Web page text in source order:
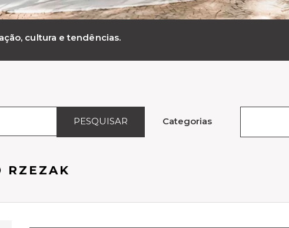
cultura e tendências.
PESQUISAR Categorias
RZEZAK